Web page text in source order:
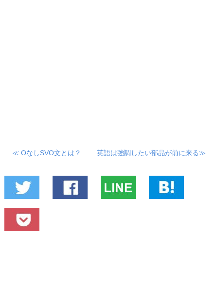
≪ OなしSVO文とは？ 英語は強調したい部品が前に来る≫